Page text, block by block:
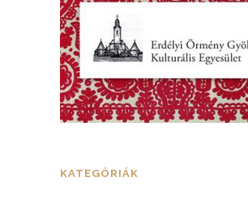
KATEGÓRIÁK